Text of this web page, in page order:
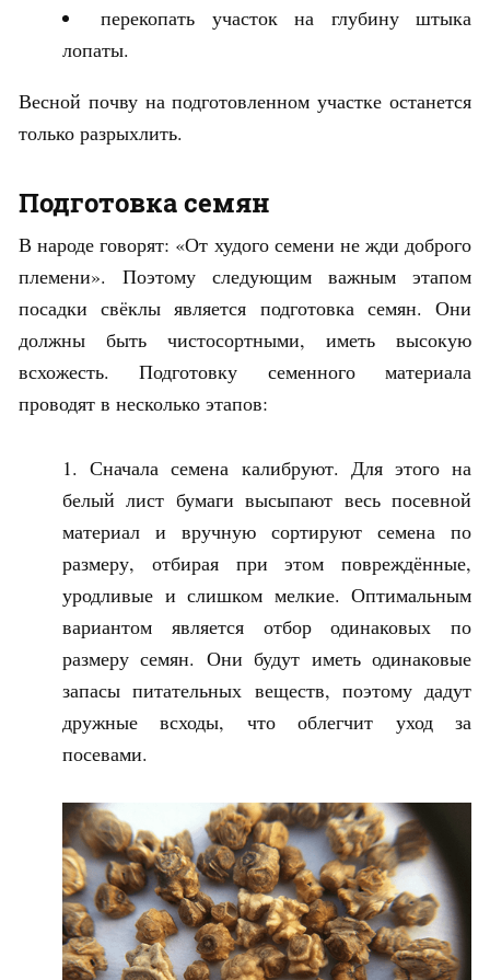
перекопать участок на глубину штыка
лопаты.
Весной почву на подготовленном участке останется
только разрыхлить.
Подготовка семян
В народе говорят: «От худого семени не жди доброго
племени». Поэтому следующим важным этапом
посадки свёклы является подготовка семян. Они
должны быть чистосортными, иметь высокую
всхожесть. Подготовку семенного материала
проводят в несколько этапов:
Сначала семена калибруют. Для этого на
белый лист бумаги высыпают весь посевной
материал и вручную сортируют семена по
размеру, отбирая при этом повреждённые,
уродливые и слишком мелкие. Оптимальным
вариантом является отбор одинаковых по
размеру семян. Они будут иметь одинаковые
запасы питательных веществ, поэтому дадут
дружные всходы, что облегчит уход за
посевами.